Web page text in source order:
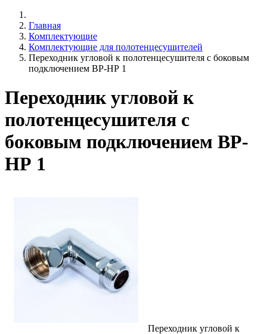
Главная
Комплектующие
Комплектующие для полотенцесушителей
Переходник угловой к полотенцесушителя с боковым
подключением ВР-НР 1
Переходник угловой к
полотенцесушителя с
боковым подключением ВР-
НР 1
Переходник угловой к